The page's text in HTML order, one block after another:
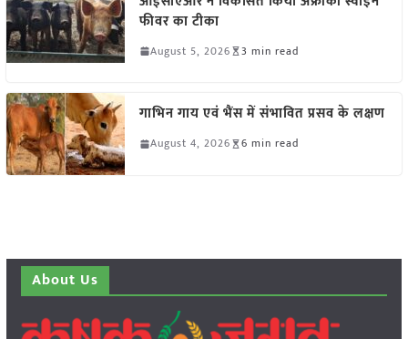
फीवर का टीका
August 5, 2026 3 min read
गाभिन गाय एवं भैंस में संभावित प्रसव के लक्षण
August 4, 2026 6 min read
About Us